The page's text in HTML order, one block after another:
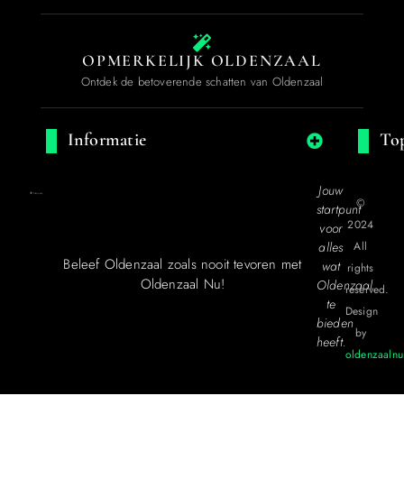
OPMERKELIJK OLDENZAAL
Ontdek de betoverende schatten van Oldenzaal
Informatie
Beleef Oldenzaal zoals nooit tevoren met
Oldenzaal Nu!
Jouw
startpunt
voor
alles
wat
Oldenzaal
te
bieden
heeft.
©
2024
All
rights
reserved.
Design
by